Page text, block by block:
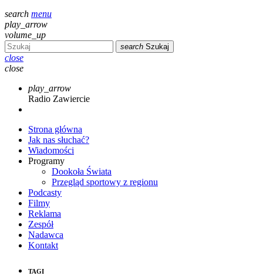
search menu
play_arrow
volume_up
search Szukaj
close
close
play_arrow
Radio Zawiercie
Strona główna
Jak nas słuchać?
Wiadomości
Programy
Dookoła Świata
Przegląd sportowy z regionu
Podcasty
Filmy
Reklama
Zespół
Nadawca
Kontakt
TAGI